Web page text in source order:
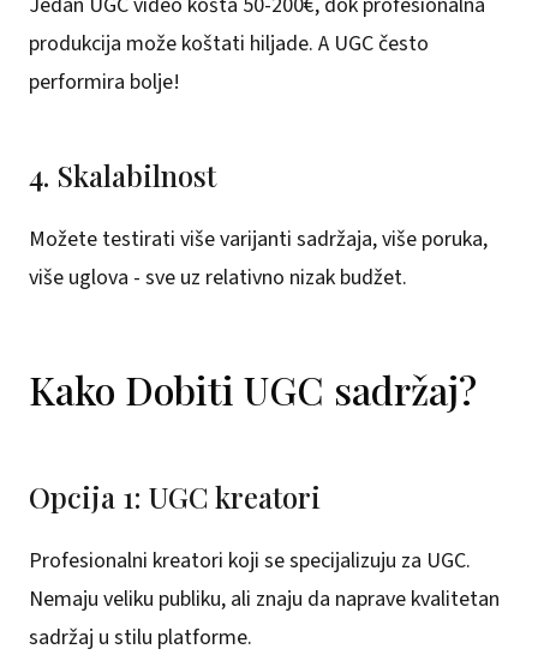
produkcija može koštati hiljade. A UGC često
performira bolje!
4. Skalabilnost
Možete testirati više varijanti sadržaja, više poruka,
više uglova - sve uz relativno nizak budžet.
Kako Dobiti UGC sadržaj?
Opcija 1: UGC kreatori
Profesionalni kreatori koji se specijalizuju za UGC.
Nemaju veliku publiku, ali znaju da naprave kvalitetan
sadržaj u stilu platforme.